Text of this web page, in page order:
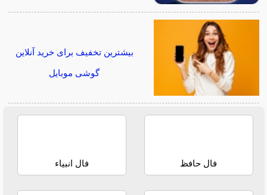
بیشترین تخفیف برای خرید آنلاین
گوشی موبایل
فال حافظ فال انبیاء